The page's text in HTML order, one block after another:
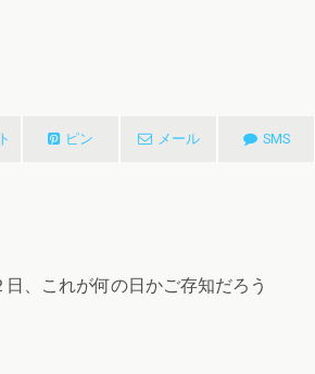
ピン メール SMS
日、これが何の日かご存知だろう